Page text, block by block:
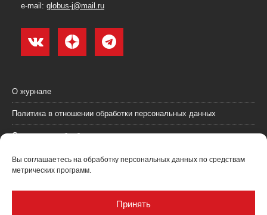
Вы соглашаетесь на обработку персональных данных по средствам
метрических программ.
Принять
e-mail: globus-j@mail.ru
О журнале
Политика в отношении обработки персональных данных
Согласие на обработку персональных данных
Пользовательское соглашение (оферта)